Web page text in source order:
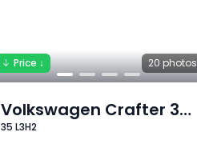
20 photos
Price ↓
Volkswagen Crafter 35
L3H2
35 L3H2